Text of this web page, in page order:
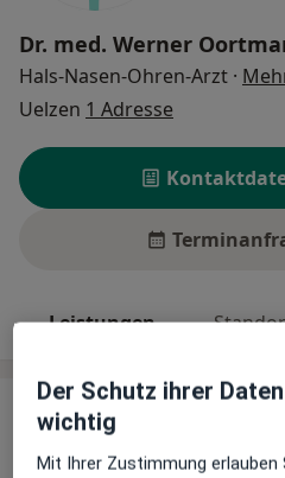
Dr. med. Werner
Hals-Nasen-Ohren-Arzt ·
Uelzen 1 Adresse
Leistungen
Leistungen
Keine Informationen über
Der Schutz ihrer
wichtig
Mit Ihrer Zustimmung erlauben